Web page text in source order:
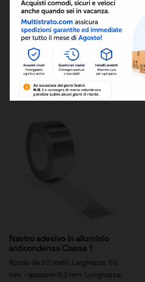
Fascia adesiva anticondensa in
elastomero espanso rotolo da
15 metri
Larghezza: 50mm Spessore: 3mm
6,54 €
Nastro adesivo in alluminio
anticondensa Classe 1
Rotolo da 50 metri. Larghezza: 50
mm - spessore 0,3 mm Lunghezza: